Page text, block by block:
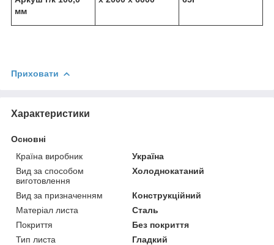
мм
Приховати
Характеристики
Основні
Країна виробник
Україна
Вид за способом
виготовлення
Холоднокатаний
Вид за призначенням
Конструкційний
Матеріал листа
Сталь
Покриття
Без покриття
Тип листа
Гладкий